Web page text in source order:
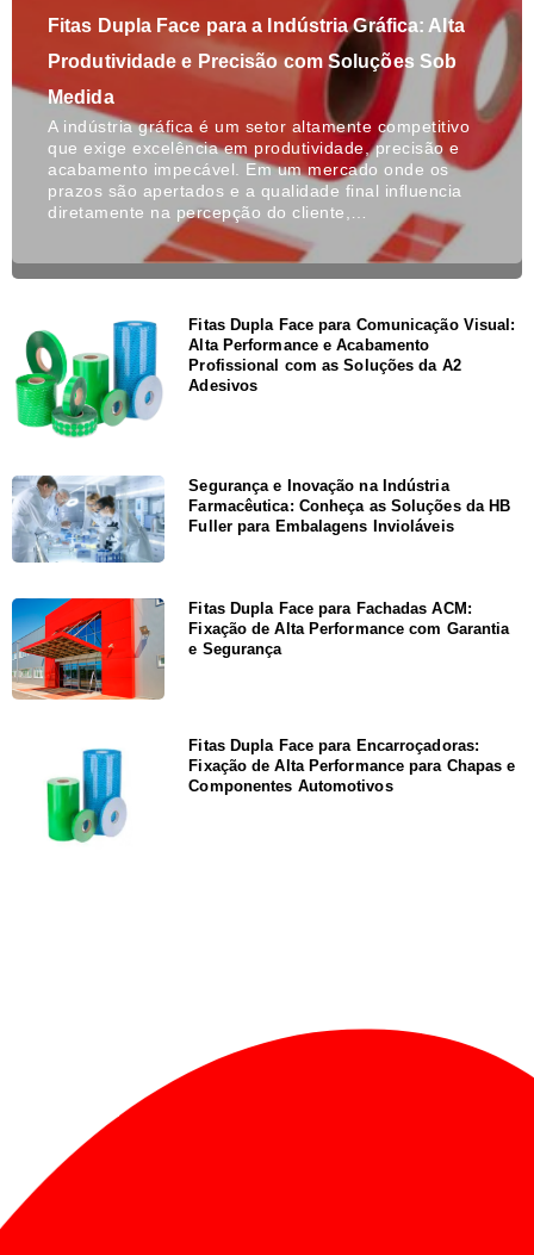
Fitas Dupla Face para a Indústria Gráfica: Alta
Produtividade e Precisão com Soluções Sob
Medida
A indústria gráfica é um setor altamente competitivo
que exige excelência em produtividade, precisão e
acabamento impecável. Em um mercado onde os
prazos são apertados e a qualidade final influencia
diretamente na percepção do cliente,…
Fitas Dupla Face para Comunicação Visual:
Alta Performance e Acabamento
Profissional com as Soluções da A2
Adesivos
Segurança e Inovação na Indústria
Farmacêutica: Conheça as Soluções da HB
Fuller para Embalagens Invioláveis
Fitas Dupla Face para Fachadas ACM:
Fixação de Alta Performance com Garantia
e Segurança
Fitas Dupla Face para Encarroçadoras:
Fixação de Alta Performance para Chapas e
Componentes Automotivos